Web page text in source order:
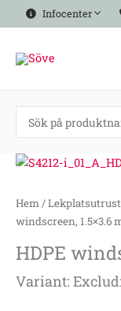
Hoppa
till
Infocenter
Hem/
windscreen, 1.5×3.6
HDPE
Variant:
HDPE
1.5x3.6
m